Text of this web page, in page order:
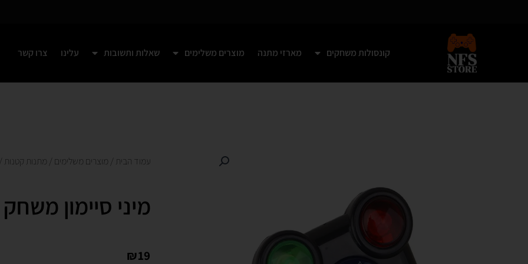
צריכים את המארז כבר היום? איסוף
קונסולות משחקים מארזי מתנה מוצרים משלימים שאלות ותשובות עלינו צרו קשר
עמוד הבית / מוצרים משלימים / מתנות קטנות
מיני סיימון משחק
₪19